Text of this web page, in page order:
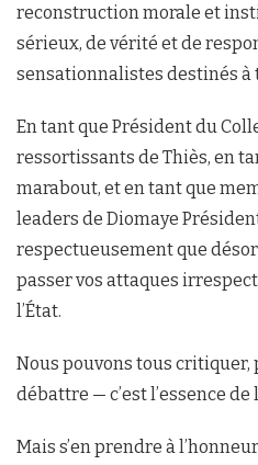
reconstruction morale et
sérieux, de vérité et de
sensationnalistes destinés
En tant que Président du
ressortissants de Thiès, en
marabout, et en tant que
leaders de Diomaye
respectueusement que
passer vos attaques
l’État.
Nous pouvons tous critiquer,
débattre — c’est l’essence
Mais s’en prendre à